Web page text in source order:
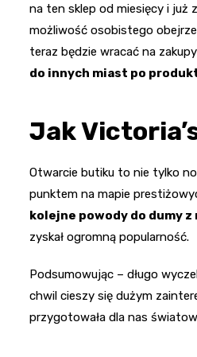
na ten sklep od miesięcy i już
możliwość osobistego
teraz będzie wracać na
do innych miast po
Jak
Otwarcie butiku to nie tylko
punktem na mapie
kolejne powody do dumy
zyskał ogromną popularność.
Podsumowując – długo
chwil cieszy się dużym
przygotowała dla nas